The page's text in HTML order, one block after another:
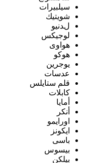
سيلبيرات
شويتيك
لدنيو
لوجيكس
هواوى
هوكو
يوجرين
عدسات
قلم ستايلس
كابلات
أمايا
أنكر
اورايمو
ايكونز
باسى
بيسوس
بيلكن